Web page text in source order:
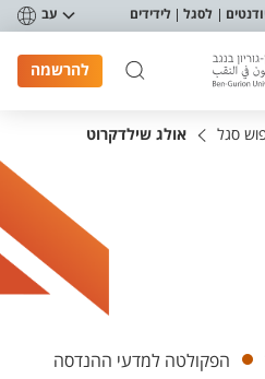
לסגל לידידים עב
להרשמה
סגל אולג שילדקרוט
הפקולטה למדעי ההנדסה